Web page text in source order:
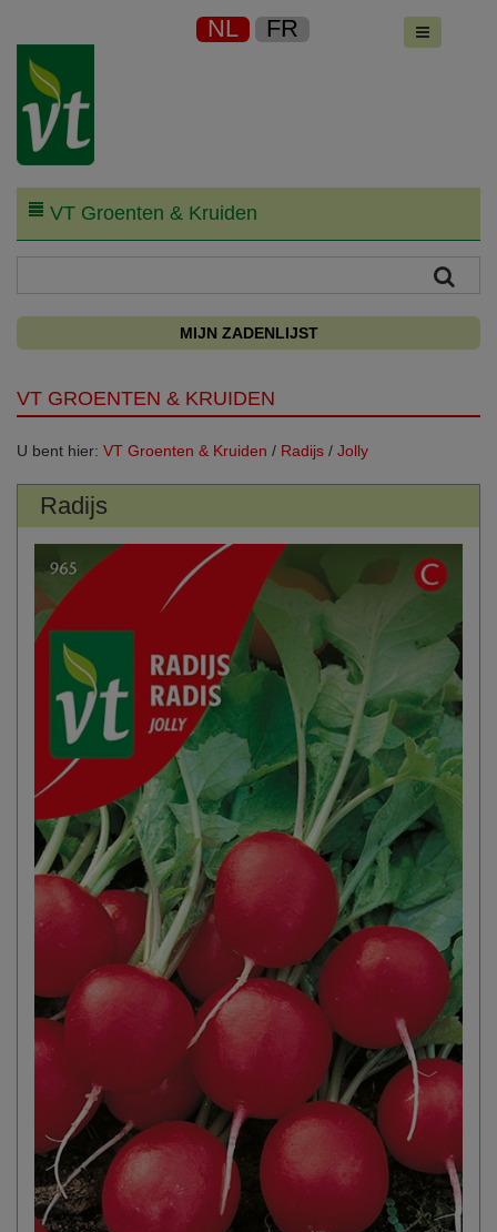
NL FR
VT Groenten & Kruiden
MIJN ZADENLIJST
VT GROENTEN & KRUIDEN
U bent hier: VT Groenten & Kruiden / Radijs / Jolly
Radijs